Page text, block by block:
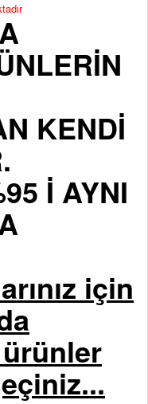
KENDİ
İ AYNI
için
ürünler